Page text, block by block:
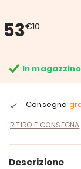
53€10
In magazzino
Consegna
RITIRO E CONSEGNA
Descrizione